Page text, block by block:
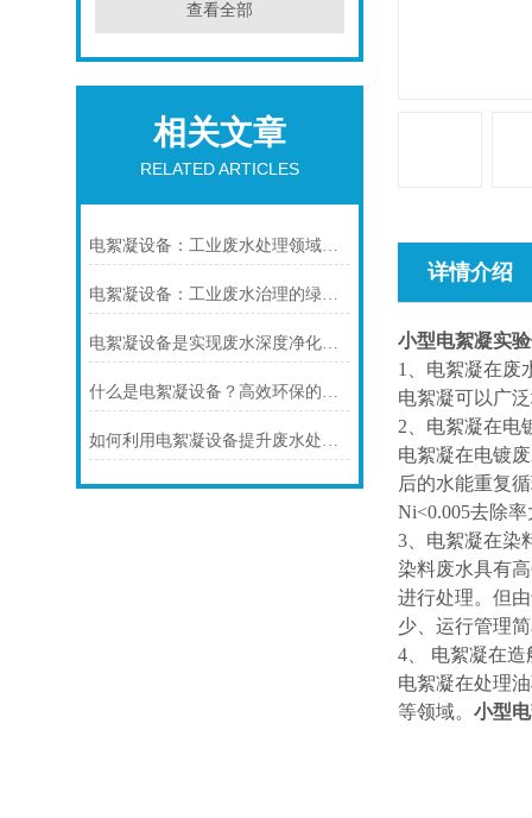
查看全部
相关文章
RELATED ARTICLES
电絮凝设备：工业废水处理领域的“绿色净化器”
电絮凝设备：工业废水治理的绿色神器
电絮凝设备是实现废水深度净化的核心装备
什么是电絮凝设备？高效环保的水处理技术解析
如何利用电絮凝设备提升废水处理效率
详情介绍
小型电絮凝实
1、电絮凝在废
电絮凝可以广
2、电絮凝在电
电絮凝在电镀
后的水能重复
Ni<0.005去除
3、电絮凝在染
染料废水具有
进行处理。但
少、运行管理
4、 电絮凝在
电絮凝在处理
等领域。 小型